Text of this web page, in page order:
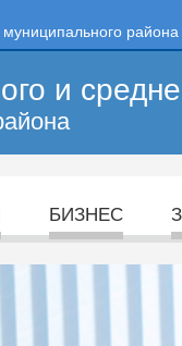
района
и
БИЗНЕС